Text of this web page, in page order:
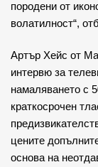
породени от
волатилност“,
Артър Хейс от
интервю за
намаляването с
краткосрочен
цените
основа на